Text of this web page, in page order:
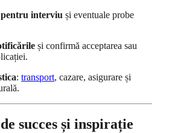
pentru interviu și eventuale probe
și confirmă acceptarea sau
: transport, cazare, asigurare și
succes și inspirație